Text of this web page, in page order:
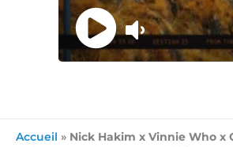
Accueil » Nick Hakim x Vinnie Who x